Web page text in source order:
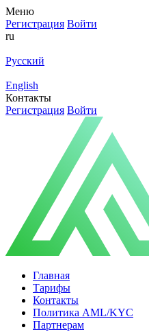
Меню
Регистрация Войти
ru
Русский
English
Контакты
Регистрация Войти
Главная
Тарифы
Контакты
Политика AML/KYC
Партнерам